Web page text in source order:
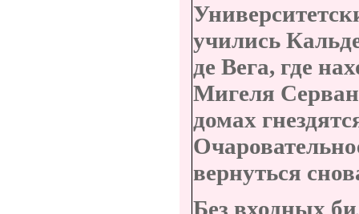
учились
де Вега, где
Мигеля
домах
вернуться
Без входных